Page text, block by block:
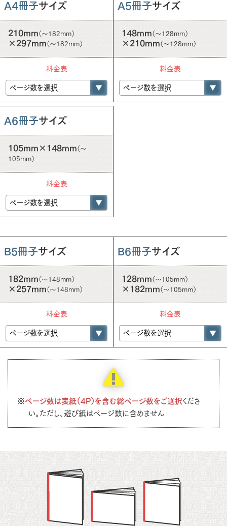
A4冊子サイズ
210mm（～182mm）
×297mm（～182mm）
料金表
A5冊子サイズ
148mm（～128mm）
×210mm（～128mm）
料金表
A6冊子サイズ
105mm×148mm（～
105mm）
料金表
B5冊子サイズ
182mm（～148mm）
×257mm（～148mm）
料金表
B6冊子サイズ
128mm（～105mm）
×182mm（～105mm）
料金表
ページ数は表紙（4P）を含む総ページ数をご選択くださ
い。ただし、遊び紙はページ数に含めません